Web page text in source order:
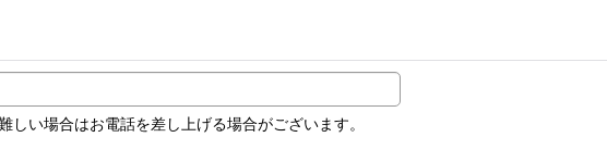
しい場合はお電話を差し上げる場合がございます。